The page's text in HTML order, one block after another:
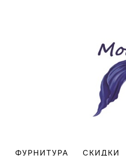
ФУРНИТУРА СКИДКИ